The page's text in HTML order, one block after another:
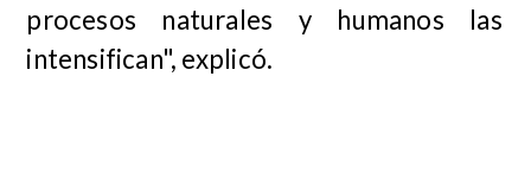
procesos naturales y humanos las
intensifican", explicó.